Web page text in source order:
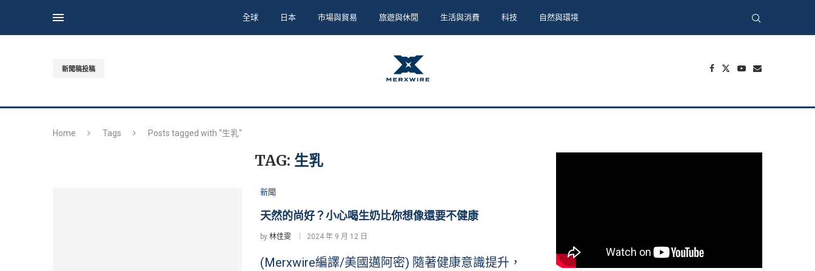
全球 日本 市場與貿易 旅遊與休閒 生活與消費 科技 自然與環境
新聞稿投稿
Home Tags Posts tagged with "生乳"
TAG: 生乳
新聞
天然的尚好？小心喝生奶比你想像還要不健康
by 林佳雯 2024 年 9 月 12 日
(Merxwire編譯/美國邁阿密) 隨著健康意識提升，